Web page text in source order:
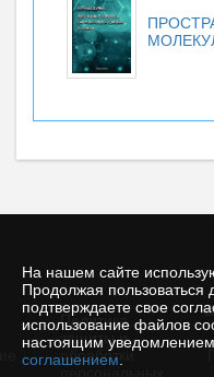
На нашем сайте
Продолжая
подтверждаете свое
использование файлов
настоящим
соглашением
Политика
защиты и
обработки